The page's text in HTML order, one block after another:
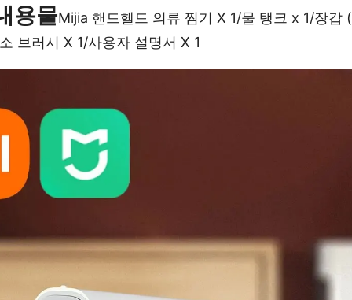
용물Mijia 핸드헬드 의류 찜기 X 1/물 탱크 x 1/장갑
브러시 X 1/사용자 설명서 X 1